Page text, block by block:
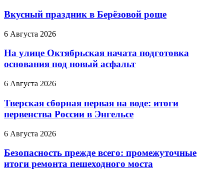
Вкусный праздник в Берёзовой роще
6 Августа 2026
На улице Октябрьская начата подготовка
основания под новый асфальт
6 Августа 2026
Тверская сборная первая на воде: итоги
первенства России в Энгельсе
6 Августа 2026
Безопасность прежде всего: промежуточные
итоги ремонта пешеходного моста